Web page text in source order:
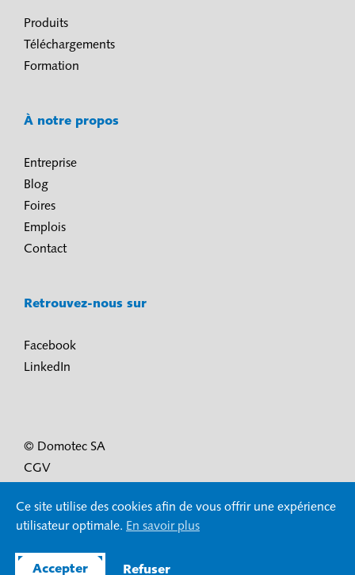
Ce site utilise des cookies afin de vous offrir une expérience
utilisateur optimale. En savoir plus
Accepter Refuser
Produits
Téléchargements
Formation
À notre propos
Entreprise
Blog
Foires
Emplois
Contact
Retrouvez-nous sur
Facebook
LinkedIn
© Domotec SA
CGV
Mentions légales